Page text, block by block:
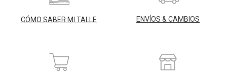
CÓMO SABER MI TALLE ENVÍOS & CAMBIOS